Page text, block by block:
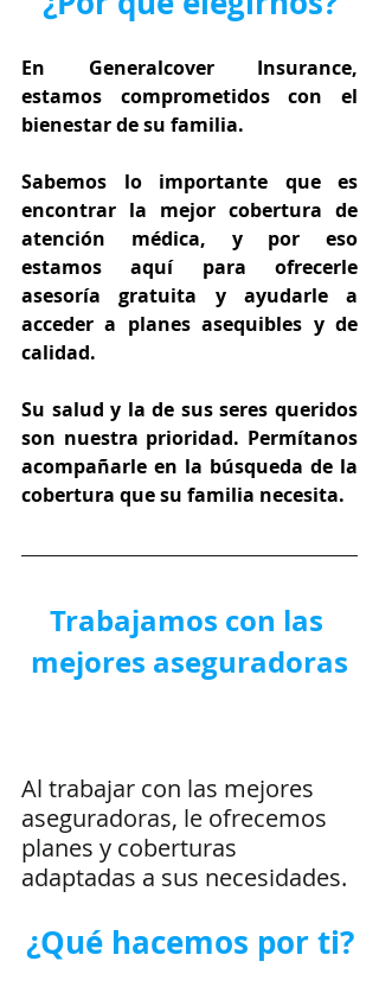
En Generalcover Insurance,
estamos comprometidos con el
bienestar de su familia.
Sabemos lo importante que es
encontrar la mejor cobertura de
atención médica, y por eso
estamos aquí para ofrecerle
asesoría gratuita y ayudarle a
acceder a planes asequibles y de
calidad.
Su salud y la de sus seres queridos
son nuestra prioridad. Permítanos
acompañarle en la búsqueda de la
cobertura que su familia necesita.
Trabajamos con las
mejores aseguradoras
Al trabajar con las mejores
aseguradoras, le ofrecemos
planes y coberturas
adaptadas a sus necesidades.
¿Qué hacemos por ti?